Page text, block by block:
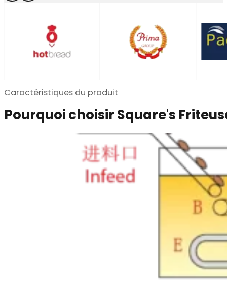
Caractéristiques du produit
Pourquoi choisir Square's